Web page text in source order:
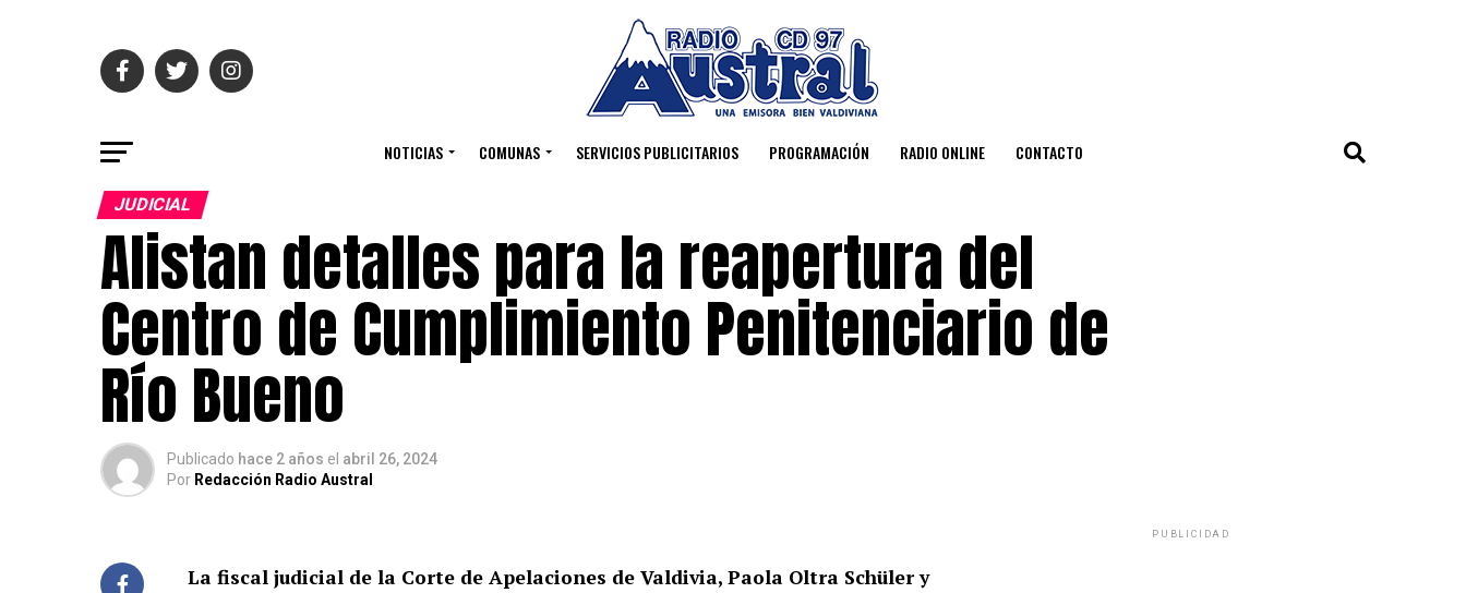
NOTICIAS COMUNAS SERVICIOS PUBLICITARIOS PROGRAMACIÓN RADIO ONLINE CONTACTO
JUDICIAL
Alistan detalles para la reapertura del
Centro de Cumplimiento Penitenciario de
Río Bueno
Publicado hace 2 años el abril 26, 2024
Por Redacción Radio Austral
La fiscal judicial de la Corte de Apelaciones de Valdivia, Paola Oltra Schüler y
PUBLICIDAD